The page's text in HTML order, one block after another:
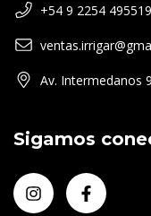
+54 9 2254 495519
Av. Intermedanos
Sigamos